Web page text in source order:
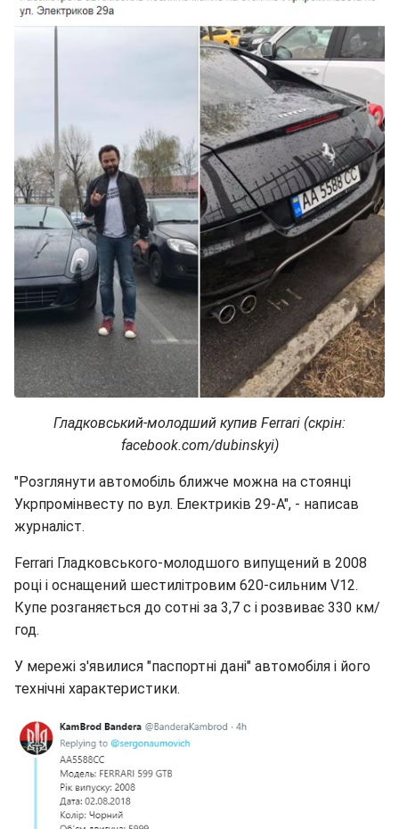
Гладковський-молодший купив Ferrari (скрін:
facebook.com/dubinskyi)
"Розглянути автомобіль ближче можна на стоянці
Укрпромінвесту по вул. Електриків 29-А", - написав
журналіст.
Ferrari Гладковського-молодшого випущений в 2008
році і оснащений шестилітровим 620-сильним V12.
Купе розганяється до сотні за 3,7 с і розвиває 330 км/
год.
У мережі з'явилися "паспортні дані" автомобіля і його
технічні характеристики.